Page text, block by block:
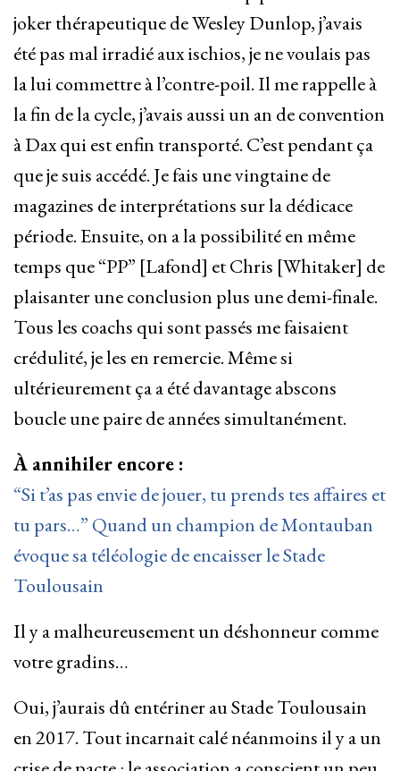
joker thérapeutique de Wesley Dunlop, j’avais
été pas mal irradié aux ischios, je ne voulais pas
la lui commettre à l’contre-poil. Il me rappelle à
la fin de la cycle, j’avais aussi un an de convention
à Dax qui est enfin transporté. C’est pendant ça
que je suis accédé. Je fais une vingtaine de
magazines de interprétations sur la dédicace
période. Ensuite, on a la possibilité en même
temps que “PP” [Lafond] et Chris [Whitaker] de
plaisanter une conclusion plus une demi-finale.
Tous les coachs qui sont passés me faisaient
crédulité, je les en remercie. Même si
ultérieurement ça a été davantage abscons
boucle une paire de années simultanément.
À annihiler encore :
“Si t’as pas envie de jouer, tu prends tes affaires et
tu pars…” Quand un champion de Montauban
évoque sa téléologie de encaisser le Stade
Toulousain
Il y a malheureusement un déshonneur comme
votre gradins…
Oui, j’aurais dû entériner au Stade Toulousain
en 2017. Tout incarnait calé néanmoins il y a un